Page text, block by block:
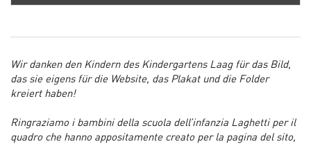
Wir danken den Kindern des Kindergartens Laag für das Bild,
das sie eigens für die Website, das Plakat und die Folder
kreiert haben!
Ringraziamo i bambini della scuola dell’infanzia Laghetti per il
quadro che hanno appositamente creato per la pagina del sito,